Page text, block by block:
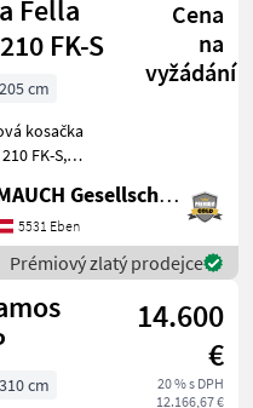
Fella
FK-S
Cena
na
vyžádání
205 cm
kosačka
FK-S,
2, 08 m,
10 m,
1, 18 m,
hmotnosť: cca 373 kg, po
MAUCH Gesellschaft m.b.H. & Co.KG, Eben
5531 Eben
Prémiový zlatý prodejce
14.600
€
20 % s DPH
12.166,67 €
310 cm